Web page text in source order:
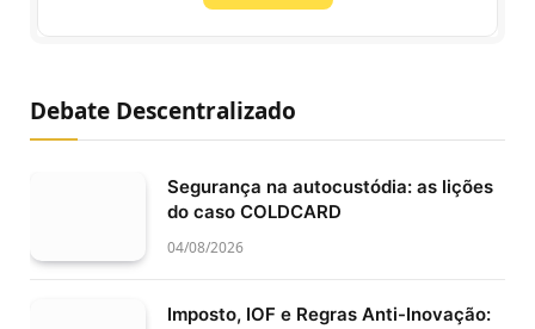
Debate Descentralizado
Segurança na autocustódia: as lições
do caso COLDCARD
04/08/2026
Imposto, IOF e Regras Anti-Inovação: